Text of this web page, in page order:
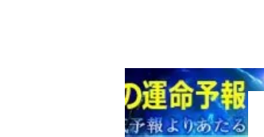
YouTube